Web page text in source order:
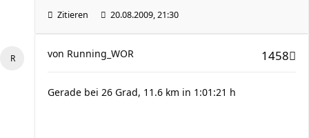
Zitieren 20.08.2009, 21:30
1458
von Running_WOR
Gerade bei 26 Grad, 11.6 km in 1:01:21 h